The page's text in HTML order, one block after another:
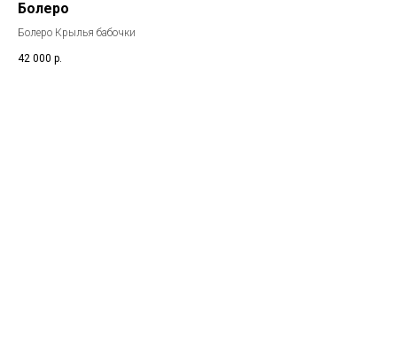
Болеро
Болеро Крылья бабочки
42 000 р.